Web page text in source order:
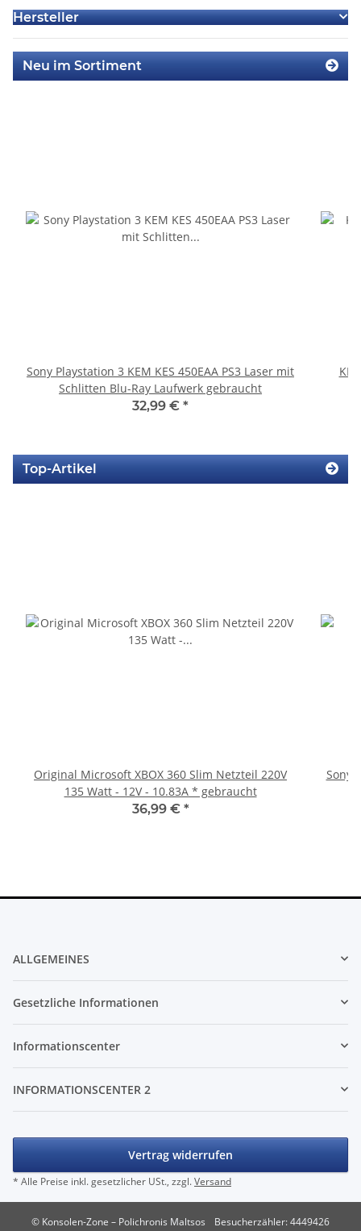
Hersteller
Neu im Sortiment
Sony Playstation 3 KEM KES 450EAA PS3 Laser mit
Schlitten Blu-Ray Laufwerk gebraucht
32,99 € *
Top-Artikel
Original Microsoft XBOX 360 Slim Netzteil 220V
135 Watt - 12V - 10.83A * gebraucht
36,99 € *
Sony
ALLGEMEINES
Gesetzliche Informationen
Informationscenter
INFORMATIONSCENTER 2
Vertrag widerrufen
* Alle Preise inkl. gesetzlicher USt., zzgl.Versand
© Konsolen-Zone – Polichronis Maltsos
Besucherzähler: 4449426